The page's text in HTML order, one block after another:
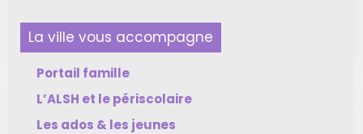
La ville vous accompagne
Portail famille
L’ALSH et le périscolaire
Les ados & les jeunes